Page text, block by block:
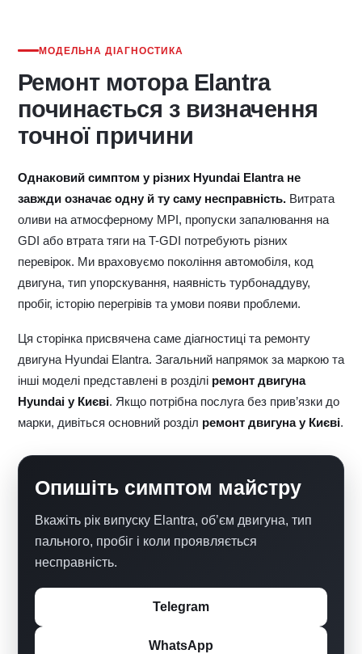
МОДЕЛЬНА ДІАГНОСТИКА
Ремонт мотора Elantra
починається з визначення
точної причини
Однаковий симптом у різних Hyundai Elantra не
завжди означає одну й ту саму несправність. Витрата
оливи на атмосферному MPI, пропуски запалювання на
GDI або втрата тяги на T-GDI потребують різних
перевірок. Ми враховуємо покоління автомобіля, код
двигуна, тип упорскування, наявність турбонаддуву,
пробіг, історію перегрівів та умови появи проблеми.
Ця сторінка присвячена саме діагностиці та ремонту
двигуна Hyundai Elantra. Загальний напрямок за маркою та
інші моделі представлені в розділі ремонт двигуна
Hyundai у Києві. Якщо потрібна послуга без прив’язки до
марки, дивіться основний розділ ремонт двигуна у Києві.
Опишіть симптом майстру
Вкажіть рік випуску Elantra, об’єм двигуна, тип
пального, пробіг і коли проявляється
несправність.
Telegram
WhatsApp